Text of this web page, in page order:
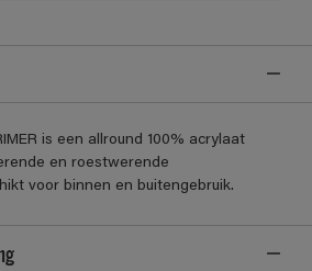
is een allround 100% acrylaat
en roestwerende
voor binnen en buitengebruik.